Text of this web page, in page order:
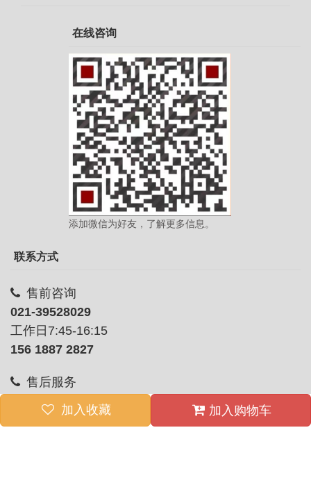
加入收藏 加入购物车
在线咨询
添加微信为好友，了解更多信息。
联系方式
售前咨询
021-39528029
工作日7:45-16:15
156 1887 2827
售后服务
136 1185 0256
上海嘉定区曹丰路555号